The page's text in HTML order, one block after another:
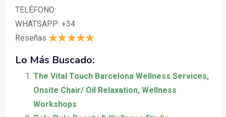
TELÉFONO:
WHATSAPP: +34
Reseñas
Lo Más Buscado:
The Vital Touch Barcelona Wellness Services,
Onsite Chair/ Oil Relaxation, Wellness
Workshops